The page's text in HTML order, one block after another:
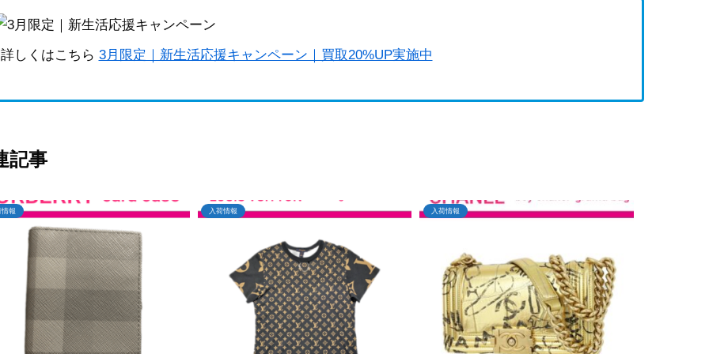
詳しくはこちら 3月限定｜新生活応援キャンペーン｜買取20%UP実施中
記事
報 入荷情報 入荷情報